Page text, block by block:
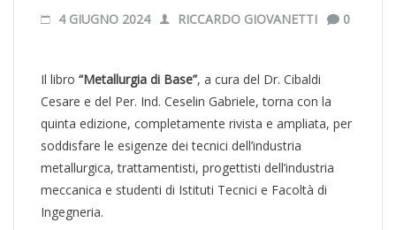
4 GIUGNO 2024 RICCARDO GIOVANETTI 0
Il libro “Metallurgia di Base”, a cura del Dr. Cibaldi
Cesare e del Per. Ind. Ceselin Gabriele, torna con la
quinta edizione, completamente rivista e ampliata, per
soddisfare le esigenze dei tecnici dell’industria
metallurgica, trattamentisti, progettisti dell’industria
meccanica e studenti di Istituti Tecnici e Facoltà di
Ingegneria.